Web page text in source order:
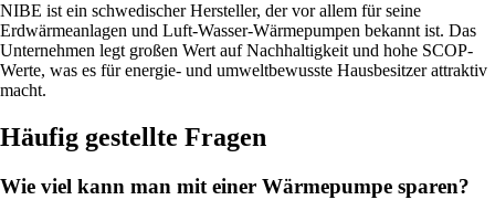
NIBE ist ein schwedischer Hersteller, der vor allem für seine
Erdwärmeanlagen und Luft-Wasser-Wärmepumpen bekannt ist. Das
Unternehmen legt großen Wert auf Nachhaltigkeit und hohe SCOP-
Werte, was es für energie- und umweltbewusste Hausbesitzer attraktiv
macht.
Häufig gestellte Fragen
Wie viel kann man mit einer Wärmepumpe sparen?